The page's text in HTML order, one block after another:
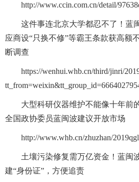
http://www.ccin.com.cn/detail/
这件事连北京大学都忍不了！蓝
应商设“只换不修”等霸王条款获高额
断调查
https://wenhui.whb.cn/third/jinri/
大型科研仪器维护不能像十年前
全国政协委员蓝闽波建议开放市场
http://www.whb.cn/zhuzhan/
土壤污染修复需万亿资金！蓝闽
建“身份证”，方便追责